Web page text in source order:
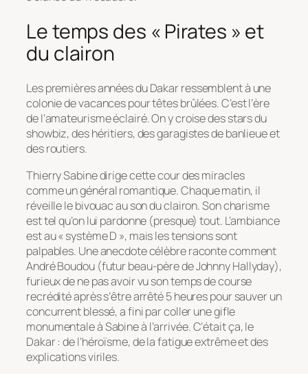
Le temps des « Pirates » et
du clairon
Les premières années du Dakar ressemblent à une
colonie de vacances pour têtes brûlées. C’est l’ère
de l’amateurisme éclairé. On y croise des stars du
showbiz, des héritiers, des garagistes de banlieue et
des routiers.
Thierry Sabine dirige cette cour des miracles
comme un général romantique. Chaque matin, il
réveille le bivouac au son du clairon. Son charisme
est tel qu’on lui pardonne (presque) tout. L’ambiance
est au « système D », mais les tensions sont
palpables. Une anecdote célèbre raconte comment
André Boudou (futur beau-père de Johnny Hallyday),
furieux de ne pas avoir vu son temps de course
recrédité après s’être arrêté 5 heures pour sauver un
concurrent blessé, a fini par coller une gifle
monumentale à Sabine à l’arrivée. C’était ça, le
Dakar : de l’héroïsme, de la fatigue extrême et des
explications viriles.